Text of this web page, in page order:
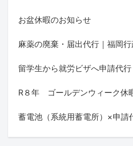
お盆休暇のお知らせ
麻薬の廃棄・届出代行｜福岡
留学生から就労ビザへ申請代
R８年 ゴールデンウィーク休
蓄電池（系統用蓄電所）×申請